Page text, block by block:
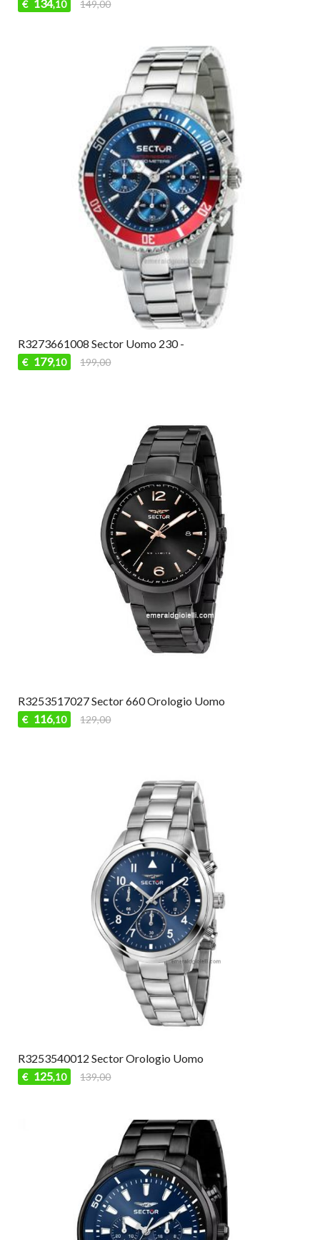
€ 134,10 149,00
R3273661008 Sector Uomo 230 -
€ 179,10 199,00
R3253517027 Sector 660 Orologio Uomo
€ 116,10 129,00
R3253540012 Sector Orologio Uomo
€ 125,10 139,00